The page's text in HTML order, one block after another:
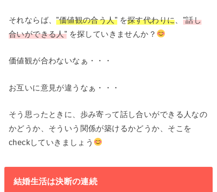
それならば、”価値観の合う人” を探す代わりに
”話し
合いができる人” を探していきませんか？
価値観が合わないなぁ・・・
お互いに意見が違うなぁ・・・
そう思ったときに、歩み寄って話し合いができる人なの
かどうか、そういう関係が築けるかどうか、そこを
checkしていきましょう
結婚生活は決断の連続